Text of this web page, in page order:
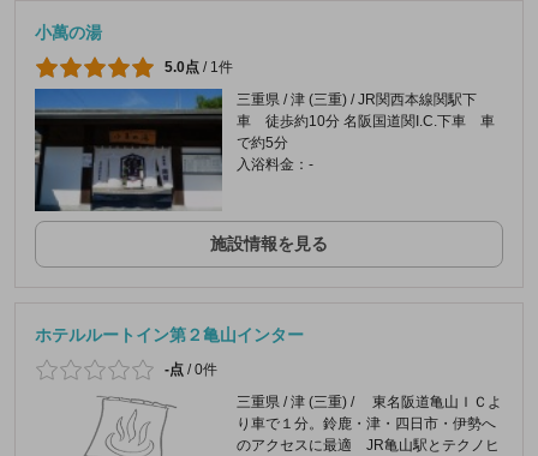
小萬の湯
5.0点 / 1件
三重県 / 津 (三重) / JR関西本線関駅下
車 徒歩約10分 名阪国道関I.C.下車 車
で約5分
入浴料金：-
施設情報を見る
ホテルルートイン第２亀山インター
-点 /0件
三重県 / 津 (三重) / 東名阪道亀山ＩＣよ
り車で１分。鈴鹿・津・四日市・伊勢へ
のアクセスに最適 JR亀山駅とテクノヒ